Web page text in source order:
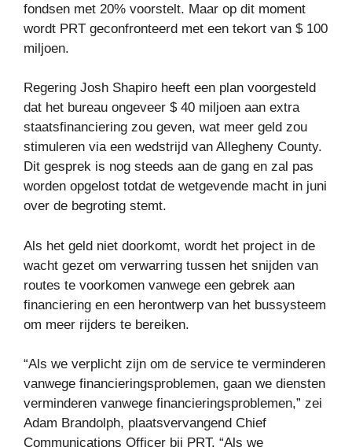
fondsen met 20% voorstelt. Maar op dit moment
wordt PRT geconfronteerd met een tekort van $ 100
miljoen.
Regering Josh Shapiro heeft een plan voorgesteld
dat het bureau ongeveer $ 40 miljoen aan extra
staatsfinanciering zou geven, wat meer geld zou
stimuleren via een wedstrijd van Allegheny County.
Dit gesprek is nog steeds aan de gang en zal pas
worden opgelost totdat de wetgevende macht in juni
over de begroting stemt.
Als het geld niet doorkomt, wordt het project in de
wacht gezet om verwarring tussen het snijden van
routes te voorkomen vanwege een gebrek aan
financiering en een herontwerp van het bussysteem
om meer rijders te bereiken.
“Als we verplicht zijn om de service te verminderen
vanwege financieringsproblemen, gaan we diensten
verminderen vanwege financieringsproblemen,” zei
Adam Brandolph, plaatsvervangend Chief
Communications Officer bij PRT. “Als we